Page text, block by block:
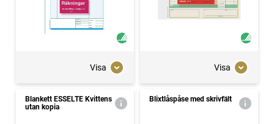
Visa Visa
Blankett ESSELTE Kvittens
utan kopia
Blixtlåspåse med skrivfält